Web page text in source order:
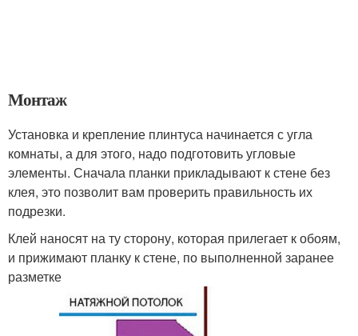
Монтаж
Установка и крепление плинтуса начинается с угла
комнаты, а для этого, надо подготовить угловые
элементы. Сначала планки прикладывают к стене без
клея, это позволит вам проверить правильность их
подрезки.
Клей наносят на ту сторону, которая прилегает к обоям,
и прижимают планку к стене, по выполненной заранее
разметке